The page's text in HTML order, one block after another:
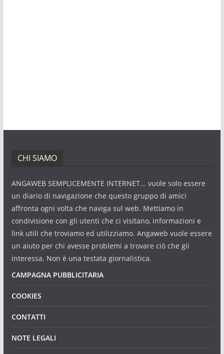
CHI SIAMO
ANGAWEB SEMPLICEMENTE INTERNET... vuole solo essere
un diario di navigazione che questo gruppo di amici
affronta ogni volta che naviga sul web. Mettiamo in
condivisione con gli utenti che ci visitano, informazioni e
link utili che troviamo ed utilizziamo. Angaweb vuole essere
un aiuto per chi avesse problemi a trovare ciò che gli
interessa. Non è una testata giornalistica.
CAMPAGNA PUBBLICITARIA
COOKIES
CONTATTI
NOTE LEGALI